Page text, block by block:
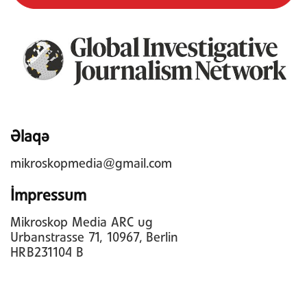
Əlaqə
mikroskopmedia@gmail.com
İmpressum
Mikroskop Media ARC ug
Urbanstrasse 71, 10967, Berlin
HRB231104 B